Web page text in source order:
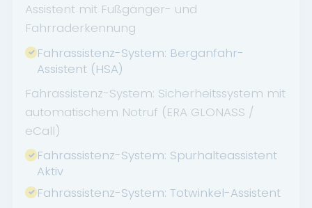
Assistent mit Fußgänger- und
Fahrraderkennung
Fahrassistenz-System: Berganfahr-
Assistent (HSA)
Fahrassistenz-System: Sicherheitssystem mit
automatischem Notruf (ERA GLONASS /
eCall)
Fahrassistenz-System: Spurhalteassistent
Aktiv
Fahrassistenz-System: Totwinkel-Assistent